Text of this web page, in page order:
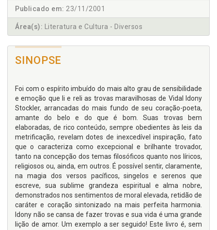
Publicado em: 23/11/2001
Área(s): Literatura e Cultura - Diversos
SINOPSE
Foi com o espírito imbuído do mais alto grau de sensibilidade
e emoção que li e reli as trovas maravilhosas de Vidal Idony
Stockler, arrancadas do mais fundo de seu coração-poeta,
amante do belo e do que é bom. Suas trovas bem
elaboradas, de rico conteúdo, sempre obedientes às leis da
metrificação, revelam dotes de inexcedível inspiração, fato
que o caracteriza como excepcional e brilhante trovador,
tanto na concepção dos temas filosóficos quanto nos líricos,
religiosos ou, ainda, em outros. É possível sentir, claramente,
na magia dos versos pacíficos, singelos e serenos que
escreve, sua sublime grandeza espiritual e alma nobre,
demonstrados nos sentimentos de moral elevada, retidão de
caráter e coração sintonizado na mais perfeita harmonia.
Idony não se cansa de fazer trovas e sua vida é uma grande
lição de amor. Um exemplo a ser seguido! Este livro é, sem